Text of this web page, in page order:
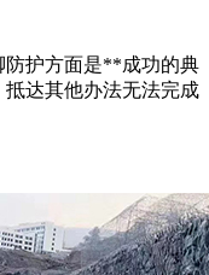
防护方面是**成功的典
达其他办法无法完成